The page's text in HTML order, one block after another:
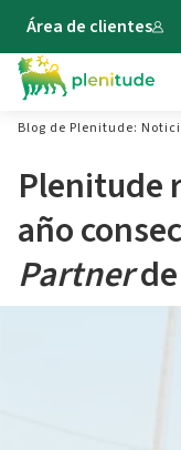
Área de clientes
Blog de Plenitude:
Plenitude
año
Partnerde